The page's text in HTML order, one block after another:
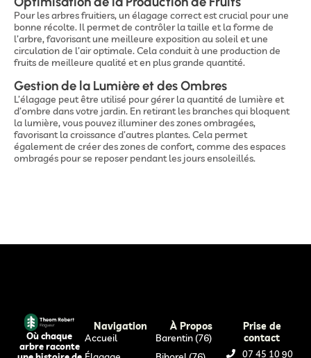
Pour les arbres fruitiers, un élagage correct est crucial pour une
bonne récolte. Il permet de contrôler la taille et la forme de
l’arbre, favorisant une meilleure exposition au soleil et une
circulation de l’air optimale. Cela conduit à une production de
fruits de meilleure qualité et en plus grande quantité.
Gestion de la Lumière et des Ombres
L’élagage peut être utilisé pour gérer la quantité de lumière et
d’ombre dans votre jardin. En retirant les branches qui bloquent
la lumière, vous pouvez illuminer des zones ombragées,
favorisant la croissance d’autres plantes. Cela permet
également de créer des zones de confort, comme des espaces
ombragés pour se reposer pendant les jours ensoleillés.
Où chaque
arbre raconte
Navigation
Accueil
À Propos
Barentin (76)
Prise de
contact
07 45 10 90